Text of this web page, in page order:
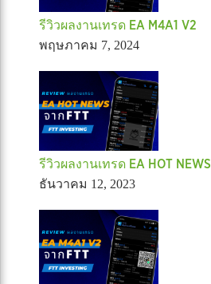
รีวิวผลงานเทรด EA M4A1 V2
พฤษภาคม 7, 2024
รีวิวผลงานเทรด EA HOT NEWS
ธันวาคม 12, 2023